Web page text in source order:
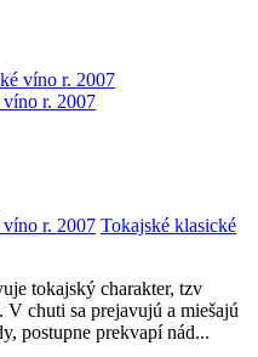
r. 2007
r. 2007 Tokajské klasické
tokajský charakter, tzv
chuti sa prejavujú a miešajú
postupne prekvapí nád...